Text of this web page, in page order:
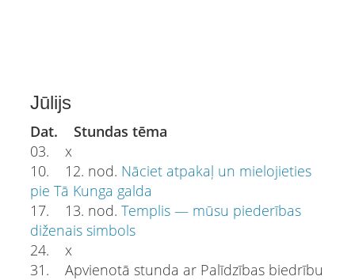
Jūlijs
Dat. Stundas tēma
03. x
10. 12. nod. Nāciet atpakaļ un mielojieties
pie Tā Kunga galda
17. 13. nod. Templis — mūsu piederības
diženais simbols
24. x
31. Apvienotā stunda ar Palīdzības biedrību